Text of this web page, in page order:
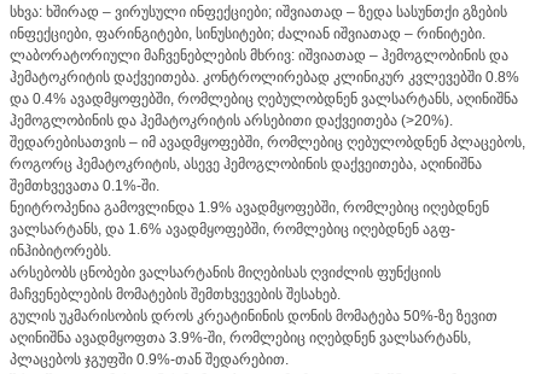
სხვა: ხშირად – ვირუსული ინფექციები; იშვიათად – ზედა სასუნთქი გზების
ინფექციები, ფარინგიტები, სინუსიტები; ძალიან იშვიათად – რინიტები.
ლაბორატორიული მაჩვენებლების მხრივ: იშვიათად – ჰემოგლობინის და
ჰემატოკრიტის დაქვეითება. კონტროლირებად კლინიკურ კვლევებში 0.8%
და 0.4% ავადმყოფებში, რომლებიც ღებულობდნენ ვალსარტანს, აღინიშნა
ჰემოგლობინის და ჰემატოკრიტის არსებითი დაქვეითება (>20%).
შედარებისათვის – იმ ავადმყოფებში, რომლებიც ღებულობდნენ პლაცებოს,
როგორც ჰემატოკრიტის, ასევე ჰემოგლობინის დაქვეითება, აღინიშნა
შემთხვევათა 0.1%-ში.
ნეიტროპენია გამოვლინდა 1.9% ავადმყოფებში, რომლებიც იღებდნენ
ვალსარტანს, და 1.6% ავადმყოფებში, რომლებიც იღებდნენ აგფ-
ინჰიბიტორებს.
არსებობს ცნობები ვალსარტანის მიღებისას ღვიძლის ფუნქციის
მაჩვენებლების მომატების შემთხვევების შესახებ.
გულის უკმარისობის დროს კრეატინინის დონის მომატება 50%-ზე ზევით
აღინიშნა ავადმყოფთა 3.9%-ში, რომლებიც იღებდნენ ვალსარტანს,
პლაცებოს ჯგუფში 0.9%-თან შედარებით.